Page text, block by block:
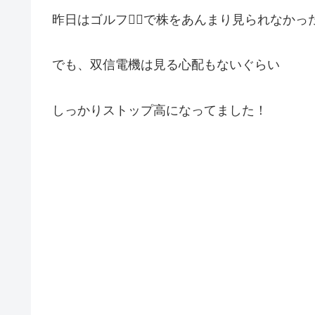
昨日はゴルフ🏌️‍♂️で株をあんまり見られなかっ
でも、双信電機は見る心配もないぐらい
しっかりストップ高になってました！